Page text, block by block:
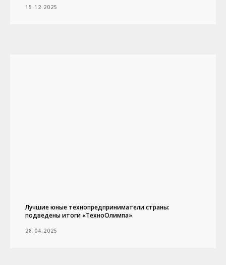
15.12.2025
Лучшие юные технопредприниматели страны:
подведены итоги «ТехноОлимпа»
28.04.2025